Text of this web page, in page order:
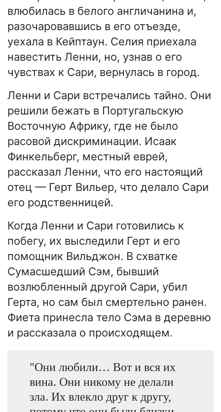
влюбилась в белого англичанина и,
разочаровавшись в его отъезде,
уехала в Кейптаун. Селия приехала
навестить Ленни, но, узнав о его
чувствах к Сари, вернулась в город.
Ленни и Сари встречались тайно. Они
решили бежать в Португальскую
Восточную Африку, где не было
расовой дискриминации. Исаак
Финкельберг, местный еврей,
рассказал Ленни, что его настоящий
отец — Герт Вильер, что делало Сари
его родственницей.
Когда Ленни и Сари готовились к
побегу, их выследили Герт и его
помощник Вильджон. В схватке
Сумасшедший Сэм, бывший
возлюбленный другой Сари, убил
Герта, но сам был смертельно ранен.
Фиета принесла тело Сэма в деревню
и рассказала о происходящем.
"Они любили… Вот и вся их
вина. Они никому не делали
зла. Их влекло друг к другу,